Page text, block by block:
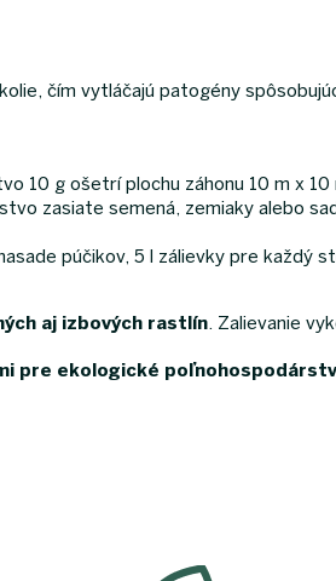
čím vytláčajú patogény
10 g ošetrí plochu záhonu 10 m x 10
zasiate semená, zemiaky alebo
púčikov, 5 l zálievky pre každý
aj izbových rastlín. Zalievanie
pre ekologické